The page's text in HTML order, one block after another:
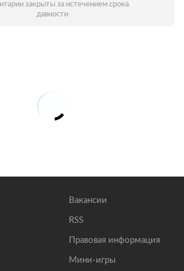
закрыты за истечением срока
давности
Вакансии
RSS
Правовая информация
Мини-игры